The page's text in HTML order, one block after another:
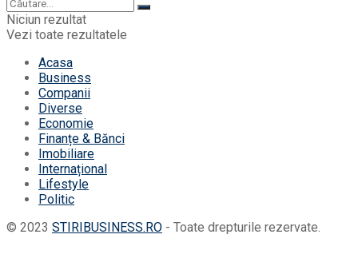
Niciun rezultat
Vezi toate rezultatele
Acasa
Business
Companii
Diverse
Economie
Finanțe & Bănci
Imobiliare
Internațional
Lifestyle
Politic
© 2023 STIRIBUSINESS.RO - Toate drepturile rezervate.